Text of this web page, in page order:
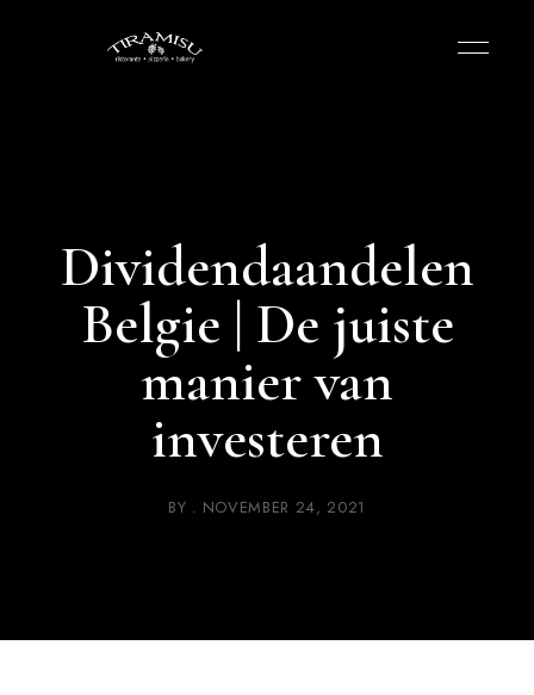
Dividendaandelen
Belgie | De juiste
manier van
investeren
BY NOVEMBER 24, 2021